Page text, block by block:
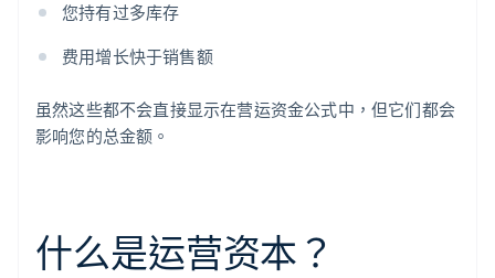
您持有过多库存
费用增长快于销售额
虽然这些都不会直接显示在营运资金公式中，但它们都会
影响您的总金额。
什么是运营资本？